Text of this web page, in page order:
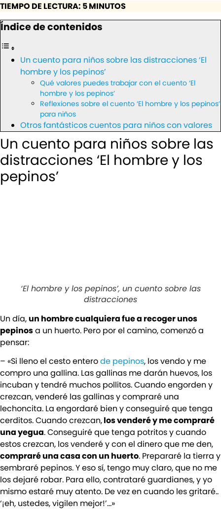
TIEMPO DE LECTURA: 5 MINUTOS
Índice de contenidos
Un cuento para niños sobre las distracciones ‘El
hombre y los pepinos’
Qué valores puedes trabajar con el cuento ‘El
hombre y los pepinos’
Reflexiones sobre el cuento ‘El hombre y los pepinos’
para niños
Otros fantásticos cuentos para niños con valores
Un cuento para niños sobre las
distracciones ‘El hombre y los
pepinos’
‘El hombre y los pepinos’, un cuento sobre las
distracciones
Un día,un hombre cualquiera fue a recoger unos
pepinosa un huerto. Pero por el camino, comenzó a
pensar:
– «Si lleno el cesto enterode pepinos, los vendo y me
compro una gallina. Las gallinas me darán huevos, los
incuban y tendré muchos pollitos. Cuando engorden y
crezcan, venderé las gallinas y compraré una
lechoncita. La engordaré bien y conseguiré que tenga
cerditos. Cuando crezcan,los venderé y me compraré
una yegua. Conseguiré que tenga potritos y cuando
estos crezcan, los venderé y con el dinero que me den,
compraré una casa con un huerto. Prepararé la tierra y
sembraré pepinos. Y eso sí, tengo muy claro, que no me
los dejaré robar. Para ello, contrataré guardianes, y yo
mismo estaré muy atento. De vez en cuando les gritaré..
‘¡eh, ustedes, vigilen mejor!’…»